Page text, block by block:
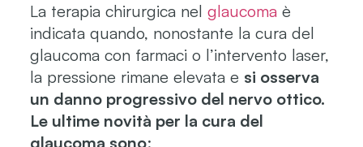
La terapia chirurgica nel glaucoma è
indicata quando, nonostante la cura del
glaucoma con farmaci o l’intervento laser,
la pressione rimane elevata e si osserva
un danno progressivo del nervo ottico.
Le ultime novità per la cura del
glaucoma sono: